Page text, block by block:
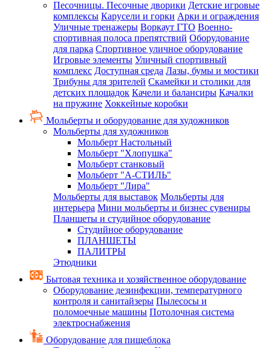
Песочницы. Песочные дворики Детские игровые
комплексы Карусели и горки Арки и ограждения
Уличные тренажеры Воркаут ГТО Военно-
спортивная полоса препятствий Оборудование
для парка Спортивное уличное оборудование
Игровые элементы Уличный спортивный
комплекс Доступная среда Лазы, бумы и мостики
Трибуны для зрителей Скамейки и столики для
детских площадок Качели и балансиры Качалки
на пружине Хоккейные коробки
Мольберты и оборудование для художников
Мольберты для художников
Мольберт Настольный
Мольберт "Хлопушка"
Мольберт станковый
Мольберт "А-СТИЛЬ"
Мольберт "Лира"
Мольберты для выставок Мольберты для
интерьера Мини мольберты и бизнес сувениры
Планшеты и студийное оборудование
Студийное оборудование
ПЛАНШЕТЫ
ПАЛИТРЫ
Этюдники
Бытовая техника и хозяйственное оборудование
Оборудование дезинфекции, температурного
контроля и санитайзеры Пылесосы и
поломоечные машины Потолочная система
электроснабжения
Оборудование для пищеблока